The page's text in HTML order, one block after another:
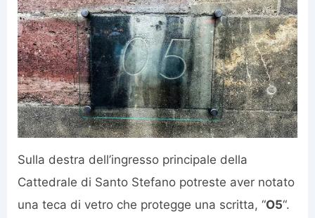
Sulla destra dell’ingresso principale della
Cattedrale di Santo Stefano potreste aver notato
una teca di vetro che protegge una scritta, “O5“.